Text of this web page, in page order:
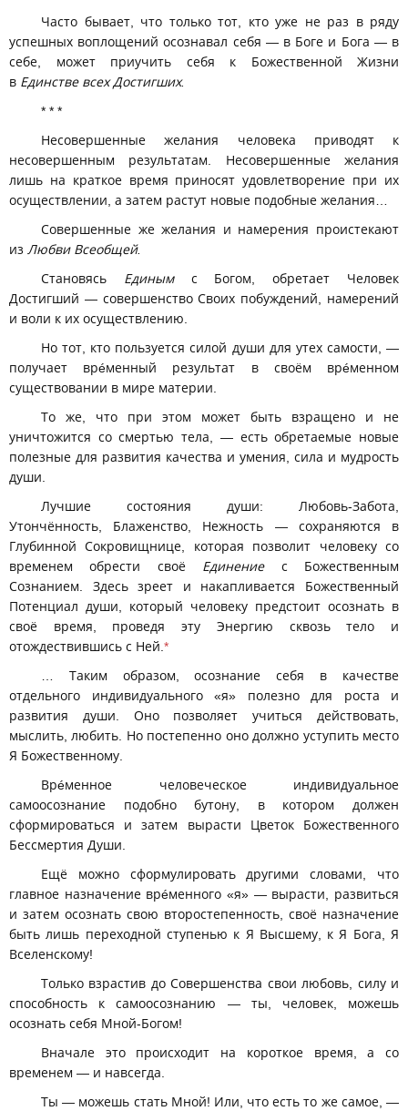
Часто бывает, что только тот, кто уже не раз в ряду
успешных воплощений осознавал себя — в Боге и Бога — в
себе, может приучить себя к Божественной Жизни
в Единстве всех Достигших.
* * *
Несовершенные желания человека приводят к
несовершенным результатам. Несовершенные желания
лишь на краткое время приносят удовлетворение при их
осуществлении, а затем растут новые подобные желания…
Совершенные же желания и намерения проистекают
из Любви Всеобщей.
Становясь Единымс Богом, обретает Человек
Достигший — совершенство Своих побуждений, намерений
и воли к их осуществлению.
Но тот, кто пользуется силой души для утех самости, —
получает врéменный результат в своём врéменном
существовании в мире материи.
То же, что при этом может быть взращено и не
уничтожится со смертью тела, — есть обретаемые новые
полезные для развития качества и умения, сила и мудрость
души.
Лучшие состояния души: Любовь-Забота,
Утончённость, Блаженство, Нежность — сохраняются в
Глубинной Сокровищнице, которая позволит человеку со
временем обрести своё Единениес Божественным
Сознанием. Здесь зреет и накапливается Божественный
Потенциал души, который человеку предстоит осознать в
своё время, проведя эту Энергию сквозь тело и
отождествившись с Ней.*
… Таким образом, осознание себя в качестве
отдельного индивидуального «я» полезно для роста и
развития души. Оно позволяет учиться действовать,
мыслить, любить. Но постепенно оно должно уступить место
Я Божественному.
Врéменное человеческое индивидуальное
самоосознание подобно бутону, в котором должен
сформироваться и затем вырасти Цветок Божественного
Бессмертия Души.
Ещё можно сформулировать другими словами, что
главное назначение врéменного «я» — вырасти, развиться
и затем осознать свою второстепенность, своё назначение
быть лишь переходной ступенью к Я Высшему, к Я Бога, Я
Вселенскому!
Только взрастив до Совершенства свои любовь, силу и
способность к самоосознанию — ты, человек, можешь
осознать себя Мной-Богом!
Вначале это происходит на короткое время, а со
временем — и навсегда.
Ты — можешь стать Мной! Или, что есть то же самое, —